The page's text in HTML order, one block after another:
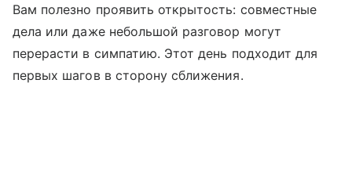
Вам полезно проявить открытость: совместные
дела или даже небольшой разговор могут
перерасти в симпатию. Этот день подходит для
первых шагов в сторону сближения.